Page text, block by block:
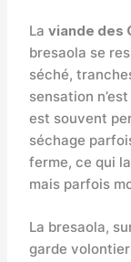
La viande des
bresaola se
séché,
sensation
est souvent
séchage
ferme, ce qui
mais parfois
La bresaola,
garde